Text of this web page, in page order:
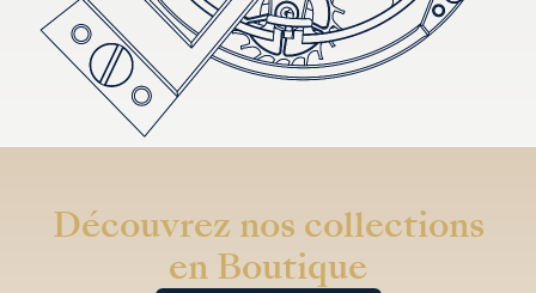
Découvrez nos collections
en Boutique